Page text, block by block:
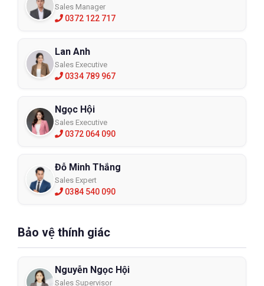
Sales Manager
0372 122 717
Lan Anh
Sales Executive
0334 789 967
Ngọc Hội
Sales Executive
0372 064 090
Đỗ Minh Thắng
Sales Expert
0384 540 090
Bảo vệ thính giác
Nguyễn Ngọc Hội
Sales Supervisor